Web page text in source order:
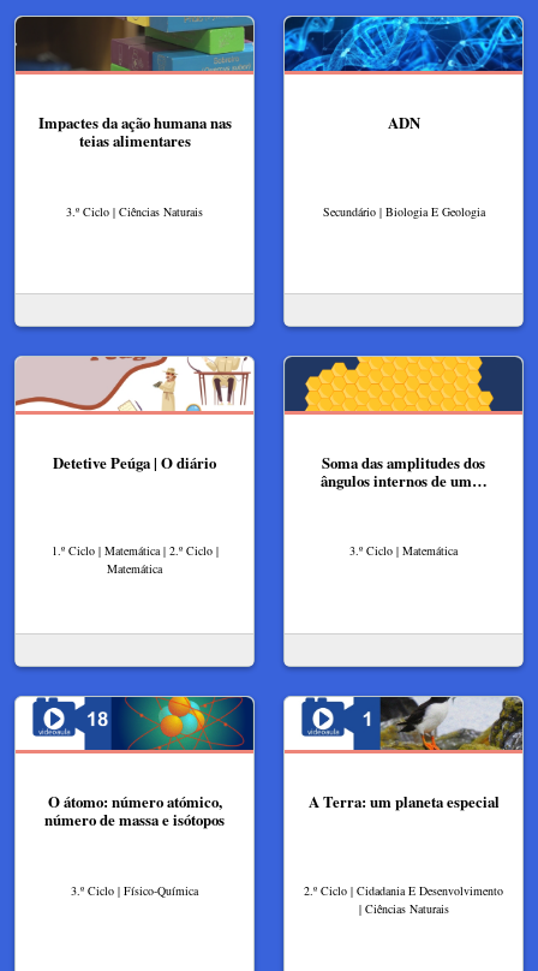
Impactes da ação humana nas
teias alimentares
3.º Ciclo | Ciências Naturais
ADN
Secundário | Biologia E Geologia
Detetive Peúga | O diário
1.º Ciclo | Matemática | 2.º Ciclo |
Matemática
Soma das amplitudes dos
ângulos internos de um…
3.º Ciclo | Matemática
O átomo: número atómico,
número de massa e isótopos
3.º Ciclo | Físico-Química
A Terra: um planeta especial
2.º Ciclo | Cidadania E Desenvolvimento
| Ciências Naturais